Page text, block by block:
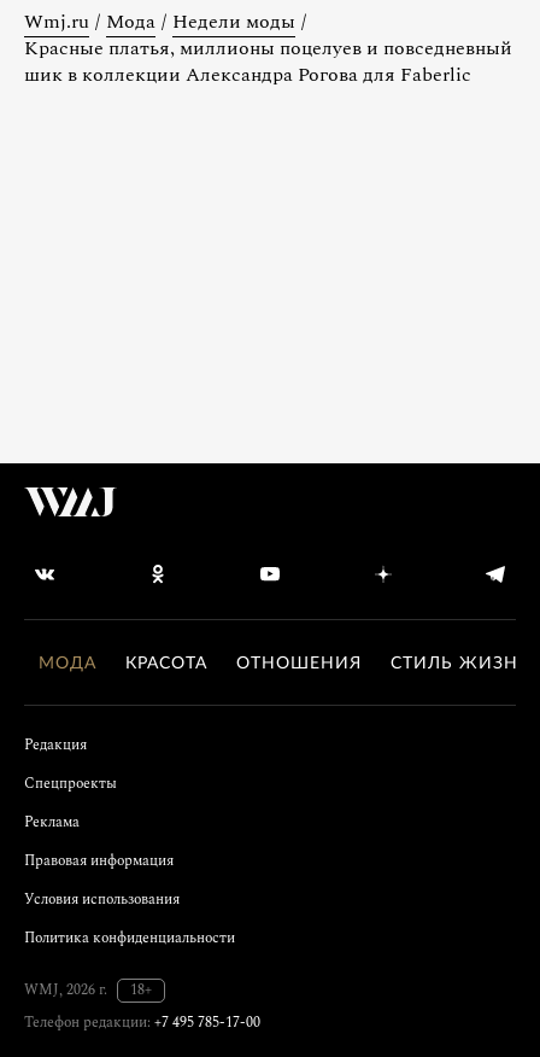
Wmj.ru / Мода / Недели моды /
Красные платья, миллионы поцелуев и повседневный
шик в коллекции Александра Рогова для Faberlic
МОДА КРАСОТА ОТНОШЕНИЯ СТИЛЬ ЖИЗНИ
Редакция
Спецпроекты
Реклама
Правовая информация
Условия использования
Политика конфиденциальности
WMJ, 2026 г.
18+
Телефон редакции: +7 495 785-17-00